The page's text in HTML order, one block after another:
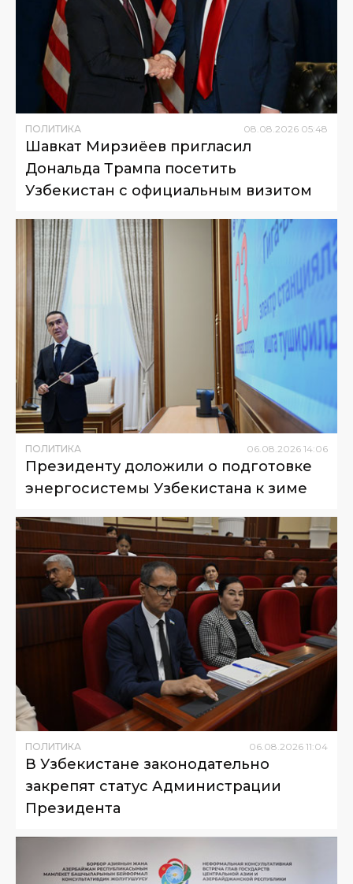
ПОЛИТИКА 08 08 2026 05:48
Шавкат Мирзиёев пригласил
Дональда Трампа посетить
Узбекистан с официальным визитом
ПОЛИТИКА 06.08.2026 14:06
Президенту доложили о подготовке
энергосистемы Узбекистана к зиме
ПОЛИТИКА 06.08.2026 11:04
В Узбекистане законодательно
закрепят статус Администрации
Президента